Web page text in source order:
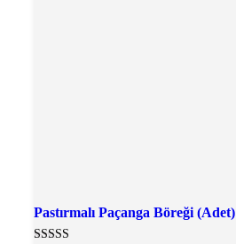
Pastırmalı Paçanga Böreği (Adet)